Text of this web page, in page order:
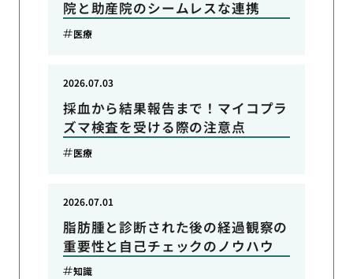
院と助産院のシームレスな連携
医療
採血から結果報告まで！マイコプラ
ズマ検査を受ける際の注意点
2026.07.03
医療
脂肪腫と診断された後の経過観察の
重要性と自己チェックのノウハウ
2026.07.01
知識